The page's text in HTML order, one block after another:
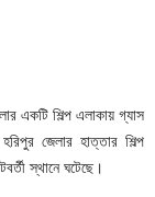
একটি শিল্প এলাকায় গ্যাস
জেলার হাত্তার শিল্প
স্থানে ঘটেছে।